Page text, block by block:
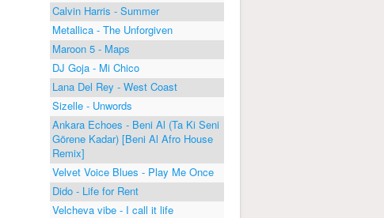
Calvin Harris - Summer
Metallica - The Unforgiven
Maroon 5 - Maps
DJ Goja - Mi Chico
Lana Del Rey - West Coast
Sizelle - Unwords
Ankara Echoes - Beni Al (Ta Ki Seni
Görene Kadar) [Beni Al Afro House
Remix]
Velvet Voice Blues - Play Me Once
Dido - Life for Rent
Velcheva vibe - I call it life